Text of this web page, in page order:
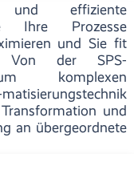
effiziente
Ihre Prozesse
und Sie fit
Von der SPS-
komplexen
und
an übergeordnete